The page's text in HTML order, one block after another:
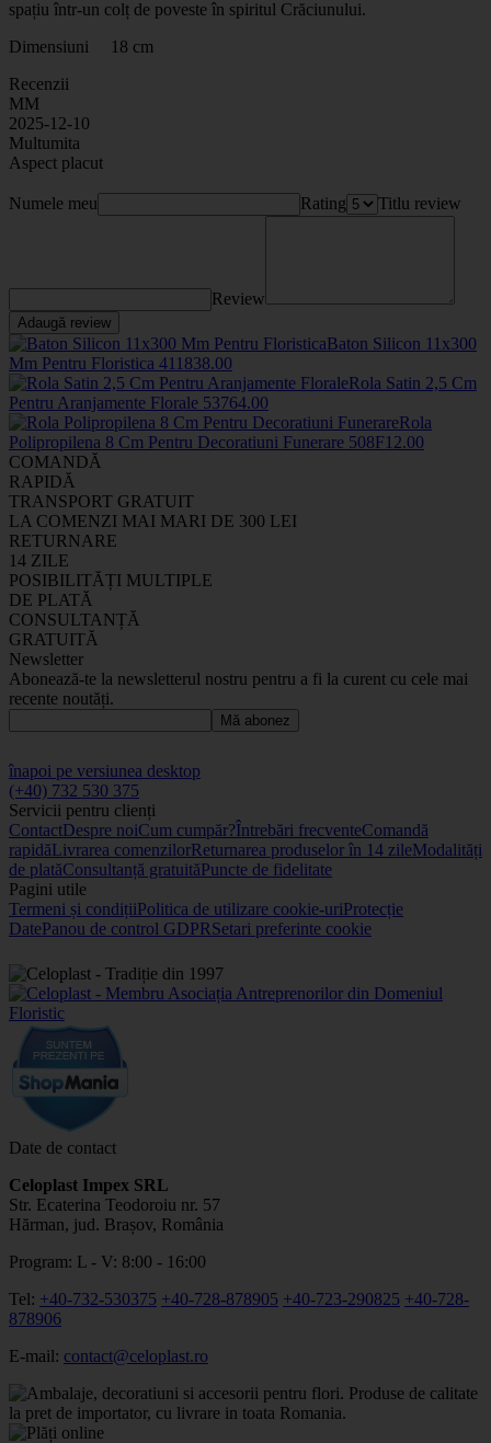
spațiu într-un colț de poveste în spiritul Crăciunului.
Dimensiuni 18 cm
Recenzii
MM
2025-12-10
Multumita
Aspect placut
Numele meu Rating Titlu review
Review
Adaugă review
Baton Silicon 11x300
Mm Pentru Floristica 411838.00
Rola Satin 2,5 Cm
Pentru Aranjamente Florale 53764.00
Rola
Polipropilena 8 Cm Pentru Decoratiuni Funerare 508F12.00
COMANDĂ
RAPIDĂ
TRANSPORT GRATUIT
LA COMENZI MAI MARI DE 300 LEI
RETURNARE
14 ZILE
POSIBILITĂȚI MULTIPLE
DE PLATĂ
CONSULTANȚĂ
GRATUITĂ
Newsletter
Abonează-te la newsletterul nostru pentru a fi la curent cu cele mai
recente noutăți.
Mă abonez
înapoi pe versiunea desktop
(+40) 732 530 375
Servicii pentru clienți
ContactDespre noiCum cumpăr?Întrebări frecventeComandă
rapidăLivrarea comenzilorReturnarea produselor în 14 zileModalități
de platăConsultanță gratuităPuncte de fidelitate
Pagini utile
Termeni și condițiiPolitica de utilizare cookie-uriProtecție
DatePanou de control GDPRSetari preferinte cookie
Date de contact
Celoplast Impex SRL
Str. Ecaterina Teodoroiu nr. 57
Hărman, jud. Brașov, România
Program: L - V: 8:00 - 16:00
Tel: +40-732-530375 +40-728-878905 +40-723-290825 +40-728-
878906
E-mail: contact@celoplast.ro